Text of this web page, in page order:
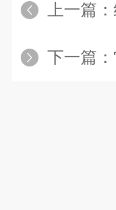
上一篇：
下一篇：